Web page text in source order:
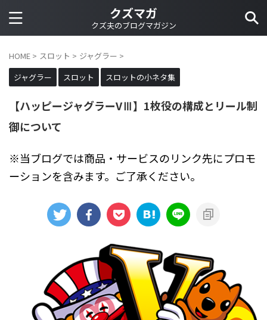
クズマガ
クズ夫のブログマガジン
HOME > スロット > ジャグラー >
ジャグラー
スロット スロットの小ネタ集
【ハッピージャグラーVⅢ】1枚役の構成とリール制
御について
※当ブログでは商品・サービスのリンク先にプロモ
ーションを含みます。ご了承ください。